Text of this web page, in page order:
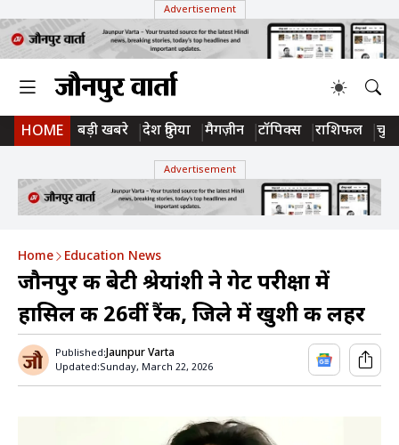
Advertisement
HOME बड़ी खबरे देश दुनिया मैगज़ीन टॉपिक्स राशिफल
Advertisement
Home Education News
जौनपुर की बेटी श्रेयांशी ने गेट परीक्षा में
हासिल की 26वीं रैंक, जिले में खुशी की लहर
Published:Jaunpur Varta
Updated:Sunday, March 22, 2026